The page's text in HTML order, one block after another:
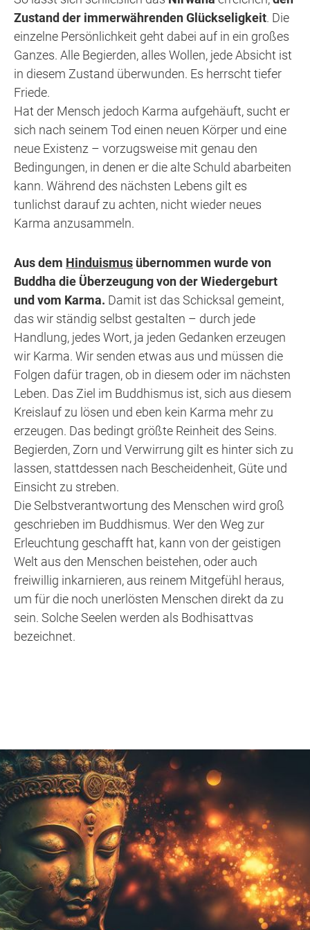
Zustand der immerwährenden Glückseligkeit. Die
einzelne Persönlichkeit geht dabei auf in ein großes
Ganzes. Alle Begierden, alles Wollen, jede Absicht ist
in diesem Zustand überwunden. Es herrscht tiefer
Friede.
Hat der Mensch jedoch Karma aufgehäuft, sucht er
sich nach seinem Tod einen neuen Körper und eine
neue Existenz – vorzugsweise mit genau den
Bedingungen, in denen er die alte Schuld abarbeiten
kann. Während des nächsten Lebens gilt es
tunlichst darauf zu achten, nicht wieder neues
Karma anzusammeln.
Aus dem Hinduismus übernommen wurde von
Buddha die Überzeugung von der Wiedergeburt
und vom Karma. Damit ist das Schicksal gemeint,
das wir ständig selbst gestalten – durch jede
Handlung, jedes Wort, ja jeden Gedanken erzeugen
wir Karma. Wir senden etwas aus und müssen die
Folgen dafür tragen, ob in diesem oder im nächsten
Leben. Das Ziel im Buddhismus ist, sich aus diesem
Kreislauf zu lösen und eben kein Karma mehr zu
erzeugen. Das bedingt größte Reinheit des Seins.
Begierden, Zorn und Verwirrung gilt es hinter sich zu
lassen, stattdessen nach Bescheidenheit, Güte und
Einsicht zu streben.
Die Selbstverantwortung des Menschen wird groß
geschrieben im Buddhismus. Wer den Weg zur
Erleuchtung geschafft hat, kann von der geistigen
Welt aus den Menschen beistehen, oder auch
freiwillig inkarnieren, aus reinem Mitgefühl heraus,
um für die noch unerlösten Menschen direkt da zu
sein. Solche Seelen werden als Bodhisattvas
bezeichnet.